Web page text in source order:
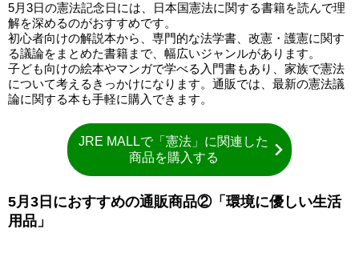
5月3日の憲法記念日には、日本国憲法に関する書籍を読んで理
解を深めるのがおすすめです。
初心者向けの解説本から、専門的な法学書、改憲・護憲に関す
る議論をまとめた書籍まで、幅広いジャンルがあります。
子ども向けの絵本やマンガで学べる入門書もあり、家族で憲法
について考えるきっかけになります。通販では、最新の憲法議
論に関する本も手軽に購入できます。
JRE MALLで「憲法」に関連した
商品を購入する
5月3日におすすめの通販商品②「環境に優しい生活
用品」